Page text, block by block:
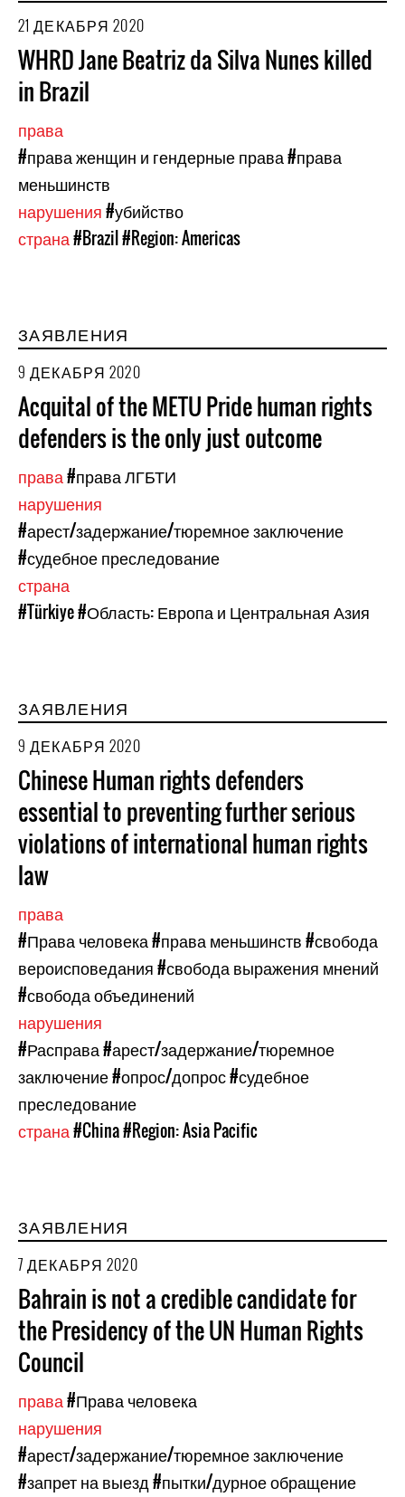
21 ДЕКАБРЯ 2020
WHRD Jane Beatriz da Silva Nunes killed
in Brazil
права
#права женщин и гендерные права#права
меньшинств
нарушения#убийство
страна#Brazil#Region: Americas
ЗАЯВЛЕНИЯ
9 ДЕКАБРЯ 2020
Acquital of the METU Pride human rights
defenders is the only just outcome
права#права ЛГБТИ
нарушения
#арест/задержание/тюремное заключение
#судебное преследование
страна
#Türkiye#Область: Европа и Центральная Азия
ЗАЯВЛЕНИЯ
9 ДЕКАБРЯ 2020
Chinese Human rights defenders
essential to preventing further serious
violations of international human rights
law
права
#Права человека#права меньшинств#свобода
вероисповедания#свобода выражения мнений
#свобода объединений
нарушения
#Расправа#арест/задержание/тюремное
заключение#опрос/допрос#судебное
преследование
страна#China#Region: Asia Pacific
ЗАЯВЛЕНИЯ
7 ДЕКАБРЯ 2020
Bahrain is not a credible candidate for
the Presidency of the UN Human Rights
Council
права#Права человека
нарушения
#арест/задержание/тюремное заключение
#запрет на выезд#пытки/дурное обращение